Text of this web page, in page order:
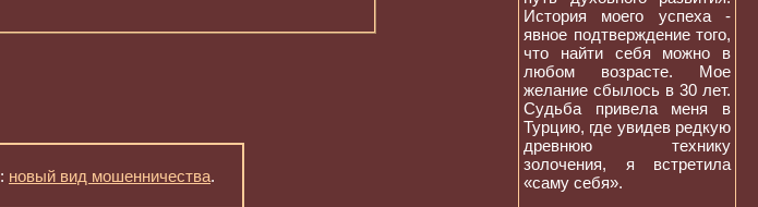
новый вид мошенничества.
История моего успеха -
явное подтверждение того,
что найти себя можно в
любом возрасте. Мое
желание сбылось в 30 лет.
Судьба привела меня в
Турцию, где увидев редкую
древнюю технику
золочения, я встретила
«саму себя».